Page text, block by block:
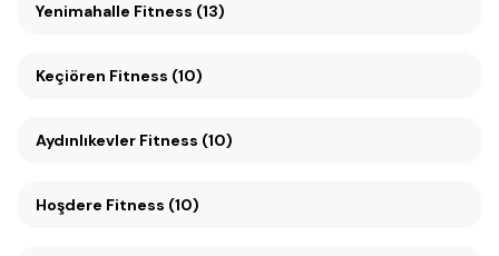
Yenimahalle Fitness (13)
Keçiören Fitness (10)
Aydınlıkevler Fitness (10)
Hoşdere Fitness (10)